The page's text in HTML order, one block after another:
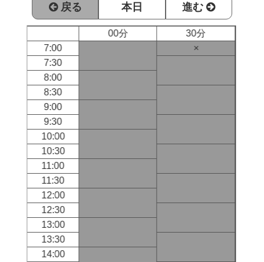
戻る 本日 進む
00分
30分
7:00
×
7:30
8:00
8:30
9:00
9:30
10:00
10:30
11:00
11:30
12:00
12:30
13:00
13:30
14:00